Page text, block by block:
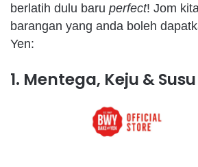
berlatih dulu baru perfect! Jom
barangan yang anda boleh
Yen:
1. Mentega, Keju & Susu